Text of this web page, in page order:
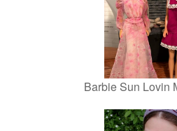
Barbie Sun Lovin